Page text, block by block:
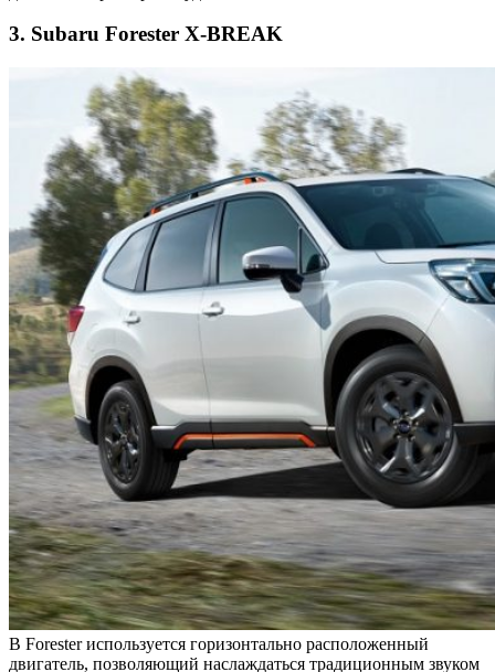
3. Subaru Forester X-BREAK
В Forester используется горизонтально расположенный
двигатель, позволяющий наслаждаться традиционным звуком